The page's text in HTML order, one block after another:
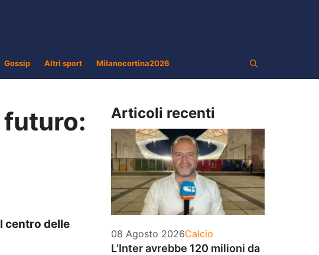
Gossip Altri sport Milanocortina2026
centro delle
Articoli recenti
08 Agosto 2026Categorie
Calcio
L’Inter avrebbe 120 milioni da